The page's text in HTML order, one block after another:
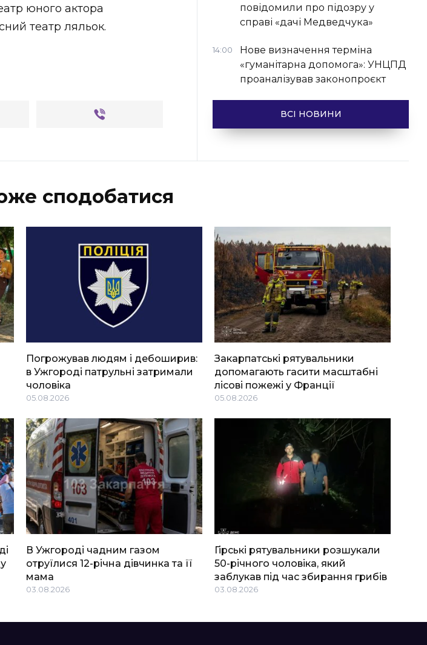
юного актора
театр ляльок.
повідомили про підозру у
справі «дачі Медведчука»
14:00
Нове визначення терміна
«гуманітарна допомога»: УНЦПД
проаналізував законопроєкт
ВСІ НОВИНИ
сподобатися
Погрожував людям і дебоширив:
в Ужгороді патрульні затримали
чоловіка
05.08.2026
Закарпатські рятувальники
допомагають гасити масштабні
лісові пожежі у Франції
05.08.2026
В Ужгороді чадним газом
отруїлися 12-річна дівчинка та її
мама
03.08.2026
Гірські рятувальники розшукали
50-річного чоловіка, який
заблукав під час збирання грибів
03.08.2026